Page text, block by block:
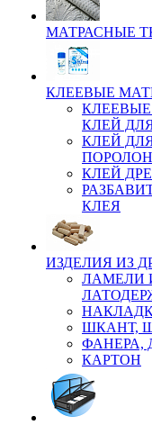
МАТРАСНЫЕ
КЛЕЕВЫЕ
КЛЕЙ
КЛЕЙ
КЛЕЙ
КЛЕЯ
ИЗДЕЛИЯ ИЗ
ЛАМЕЛИ
ШКАНТ,
ФАНЕРА,
КАРТОН